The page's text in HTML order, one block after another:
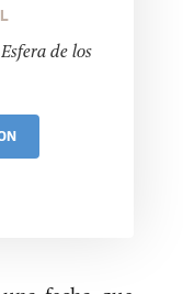
de los